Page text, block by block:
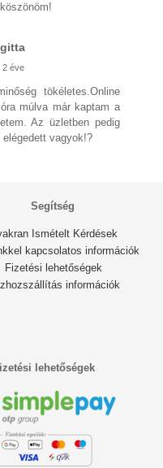
2 éve
tökéletes.Online
múlva már kaptam a
Az üzletben pedig
vagyok!?
2 éve
2 éve
2 éve
Segítség
Ismételt Kérdések
kapcsolatos információk
Fizetési lehetőségek
információk
lehetőségek